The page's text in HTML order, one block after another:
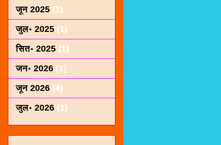
जून 2025 (1)
जुल॰ 2025 (1)
सित॰ 2025 (1)
जन॰ 2026 (1)
जून 2026 (4)
जुल॰ 2026 (1)